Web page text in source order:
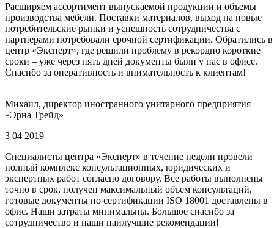
Расширяем ассортимент выпускаемой продукции и объемы
производства мебели. Поставки материалов, выход на новые
потребительские рынки и успешность сотрудничества с
партнерами потребовали срочной сертификации. Обратились в
центр «Эксперт», где решили проблему в рекордно короткие
сроки – уже через пять дней документы были у нас в офисе.
Спасибо за оперативность и внимательность к клиентам!
Михаил, директор иностранного унитарного предприятия
«Эрна Трейд»
3 04 2019
Специалисты центра «Эксперт» в течение недели провели
полный комплекс консультационных, юридических и
экспертных работ согласно договору. Все работы выполнены
точно в срок, получен максимальный объем консультаций,
готовые документы по сертификации ISO 18001 доставлены в
офис. Наши затраты минимальны. Большое спасибо за
сотрудничество и наши наилучшие рекомендации!